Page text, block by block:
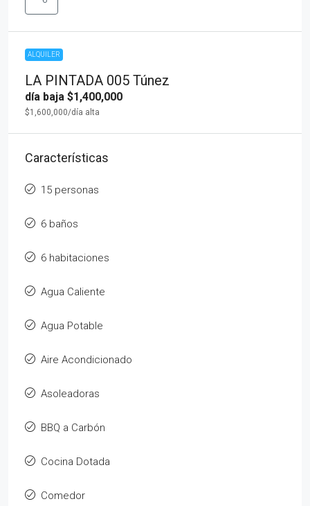
ALQUILER
LA PINTADA 005 Túnez
día baja $1,400,000
$1,600,000/día alta
Características
15 personas
6 baños
6 habitaciones
Agua Caliente
Agua Potable
Aire Acondicionado
Asoleadoras
BBQ a Carbón
Cocina Dotada
Comedor